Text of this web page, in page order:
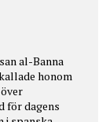
al-Banna
honom
för dagens